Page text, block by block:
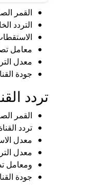
القمر
التردد
معامل
معدل
جودة
تردد
القمر
تردد
معدل
معدل
ومعامل
جودة